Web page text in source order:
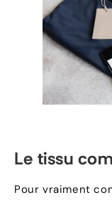
Le tissu
Pour vraiment